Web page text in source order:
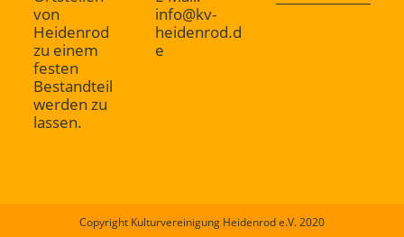
von
Heidenrod
zu einem
festen
Bestandteil
werden zu
lassen.
info@kv-
heidenrod.d
e
Copyright Kulturvereinigung Heidenrod e.V. 2020